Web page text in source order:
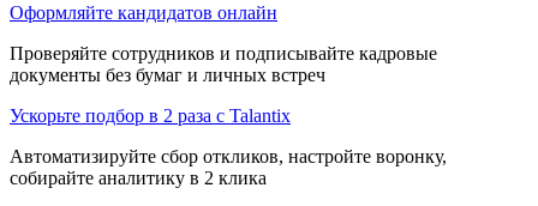
Оформляйте кандидатов онлайн
Проверяйте сотрудников и подписывайте кадровые
документы без бумаг и личных встреч
Ускорьте подбор в 2 раза с Talantix
Автоматизируйте сбор откликов, настройте воронку,
собирайте аналитику в 2 клика